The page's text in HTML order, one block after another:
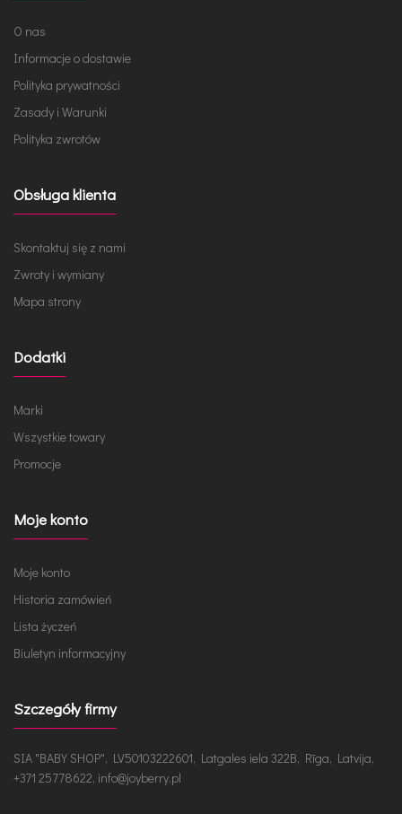
O nas
Informacje o dostawie
Polityka prywatności
Zasady i Warunki
Polityka zwrotów
Obsługa klienta
Skontaktuj się z nami
Zwroty i wymiany
Mapa strony
Dodatki
Marki
Wszystkie towary
Promocje
Moje konto
Moje konto
Historia zamówień
Lista życzeń
Biuletyn informacyjny
Szczegóły firmy
SIA "BABY SHOP", LV50103222601, Latgales iela 322B, Rīga, Latvija,
+371 25778622, info@joyberry.pl